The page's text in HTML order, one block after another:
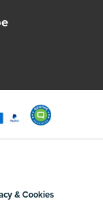
& Cookies